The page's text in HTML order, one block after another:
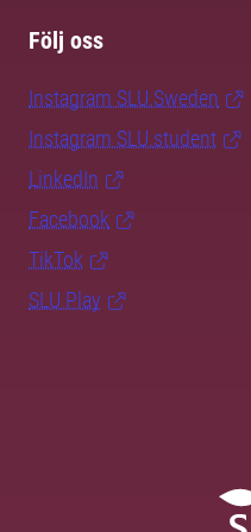
Följ oss
Instagram SLU.Sweden
Instagram SLU.student
LinkedIn
Facebook
TikTok
SLU Play